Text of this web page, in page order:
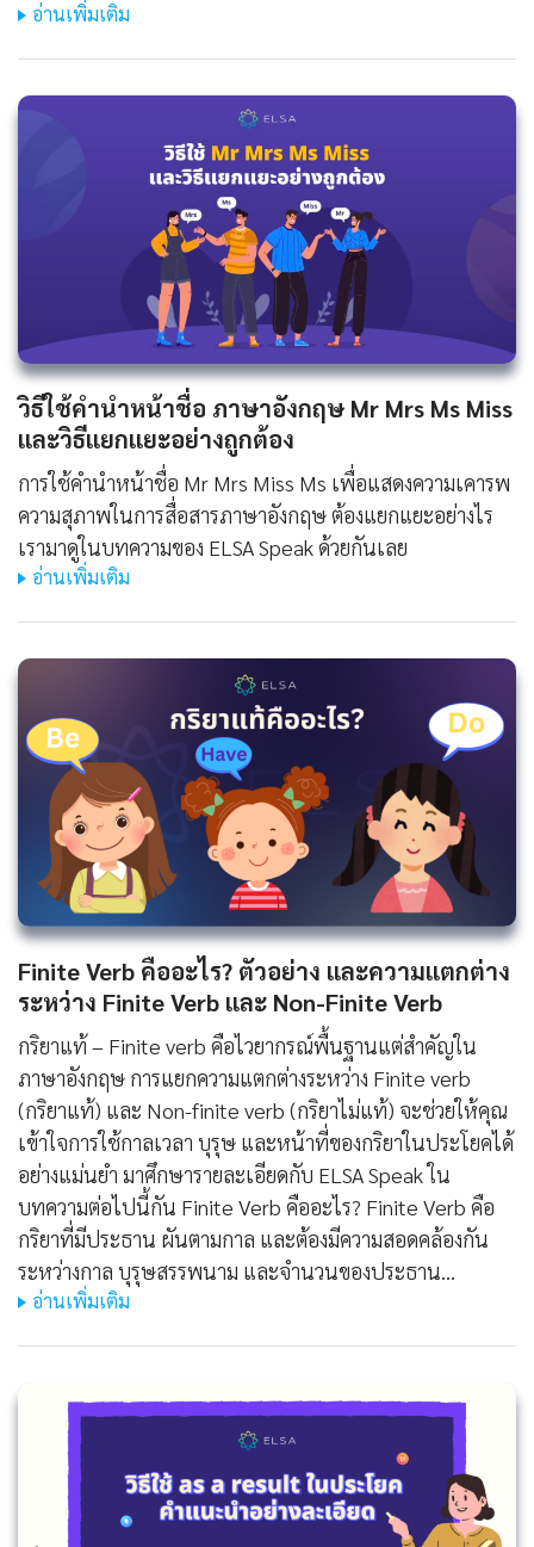
อ่านเพิ่มเติม
วิธีใช้คํานําหน้าชื่อ ภาษาอังกฤษ Mr Mrs Ms Miss
และวิธีแยกแยะอย่างถูกต้อง
การใช้คำนำหน้าชื่อ Mr Mrs Miss Ms เพื่อแสดงความเคารพ
ความสุภาพในการสื่อสารภาษาอังกฤษ ต้องแยกแยะอย่างไร
เรามาดูในบทความของ ELSA Speak ด้วยกันเลย
อ่านเพิ่มเติม
Finite Verb คืออะไร? ตัวอย่าง และความแตกต่าง
ระหว่าง Finite Verb และ Non-Finite Verb
กริยาแท้ – Finite verb คือไวยากรณ์พื้นฐานแต่สำคัญใน
ภาษาอังกฤษ การแยกความแตกต่างระหว่าง Finite verb
(กริยาแท้) และ Non-finite verb (กริยาไม่แท้) จะช่วยให้คุณ
เข้าใจการใช้กาลเวลา บุรุษ และหน้าที่ของกริยาในประโยคได้
อย่างแม่นยำ มาศึกษารายละเอียดกับ ELSA Speak ใน
บทความต่อไปนี้กัน Finite Verb คืออะไร? Finite Verb คือ
กริยาที่มีประธาน ผันตามกาล และต้องมีความสอดคล้องกัน
ระหว่างกาล บุรุษสรรพนาม และจำนวนของประธาน…
อ่านเพิ่มเติม